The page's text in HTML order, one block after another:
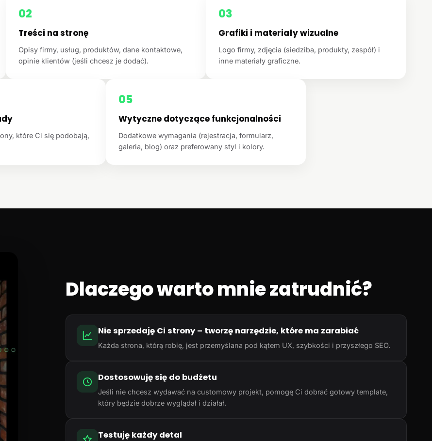
02
Treści na stronę
Opisy firmy, usług, produktów, dane kontaktowe,
opinie klientów (jeśli chcesz je dodać).
03
Grafiki i materiały wizualne
Logo firmy, zdjęcia (siedziba, produkty, zespół) i
inne materiały graficzne.
które Ci się podobają,
05
Wytyczne dotyczące funkcjonalności
Dodatkowe wymagania (rejestracja, formularz,
galeria, blog) oraz preferowany styl i kolory.
Dlaczego warto mnie zatrudnić?
Nie sprzedaję Ci strony – tworzę narzędzie, które ma zarabiać
Każda strona, którą robię, jest przemyślana pod kątem UX, szybkości i przyszłego SEO.
Dostosowuję się do budżetu
Jeśli nie chcesz wydawać na customowy projekt, pomogę Ci dobrać gotowy template,
który będzie dobrze wyglądał i działał.
Testuję każdy detal